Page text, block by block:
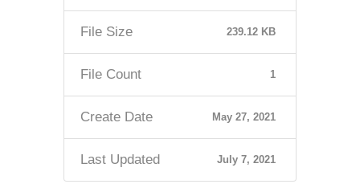
File Size 239.12 KB
File Count 1
Create Date May 27, 2021
Last Updated July 7, 2021